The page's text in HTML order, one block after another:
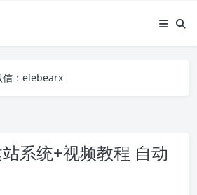
信：elebearx
系统+视频教程 自动